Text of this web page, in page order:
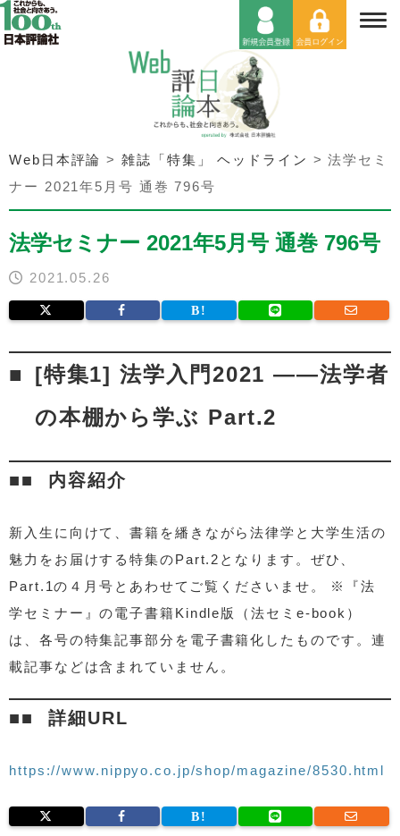
Web日本評論 >雑誌「特集」 ヘッドライン >法学セミ
ナー 2021年5月号 通巻 796号
法学セミナー 2021年5月号 通巻 796号
2021.05.26
[特集1] 法学入門2021 ――法学者
の本棚から学ぶ Part.2
内容紹介
新入生に向けて、書籍を繙きながら法律学と大学生活の
魅力をお届けする特集のPart.2となります。ぜひ、
Part.1の４月号とあわせてご覧くださいませ。 ※『法
学セミナー』の電子書籍Kindle版（法セミe-book）
は、各号の特集記事部分を電子書籍化したものです。連
載記事などは含まれていません。
詳細URL
https://www.nippyo.co.jp/shop/magazine/8530.html